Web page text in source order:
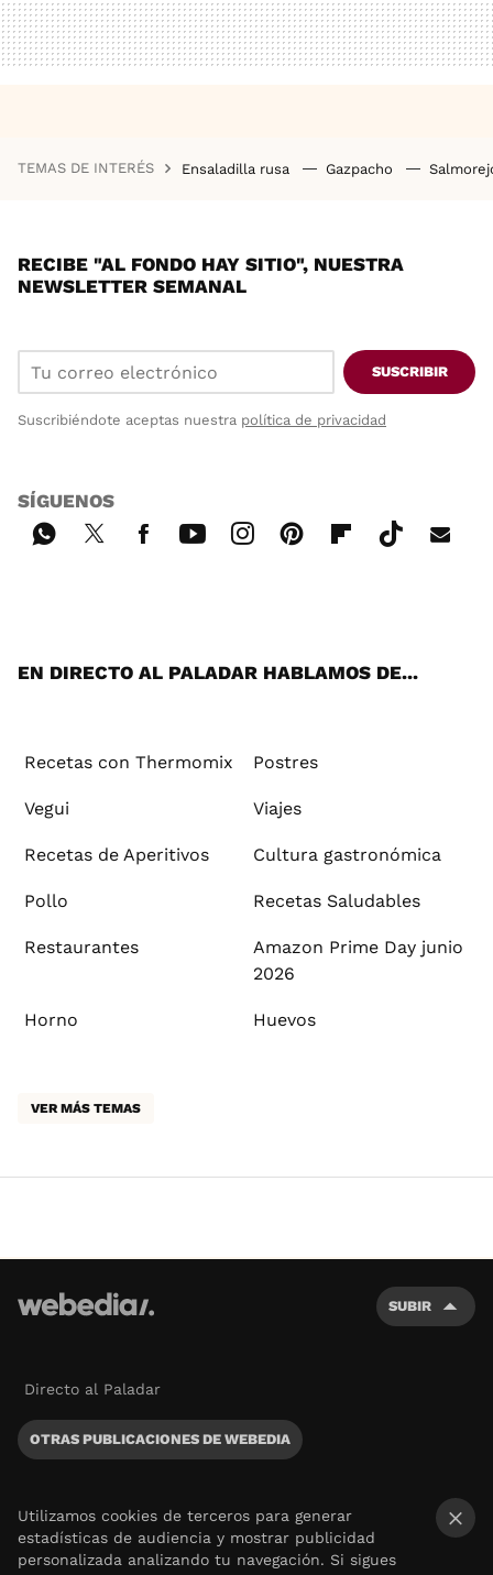
TEMAS DE INTERÉS Ensaladilla rusa Gazpacho
RECIBE "AL FONDO HAY SITIO", NUESTRA
NEWSLETTER SEMANAL
SUSCRIBIR
Suscribiéndote aceptas nuestra política de privacidad
SÍGUENOS
EN DIRECTO AL PALADAR HABLAMOS DE...
Recetas con Thermomix Postres
Vegui Viajes
Recetas de Aperitivos Cultura gastronómica
Pollo Recetas Saludables
Restaurantes
Amazon Prime Day junio
2026
Horno Huevos
VER MÁS TEMAS
SUBIR
Directo al Paladar
OTRAS PUBLICACIONES DE WEBEDIA
Utilizamos cookies de terceros para generar
estadísticas de audiencia y mostrar publicidad
personalizada analizando tu navegación. Si sigues